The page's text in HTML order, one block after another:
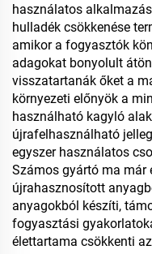
használatos
hulladék csökkenése
amikor a fogyasztók
adagokat bonyolult
visszatartanák őket a
környezeti előnyök a
használható kagyló
újrafelhasználható
egyszer használatos
Számos gyártó ma már
újrahasznosított
anyagokból készíti,
fogyasztási
élettartama csökkenti